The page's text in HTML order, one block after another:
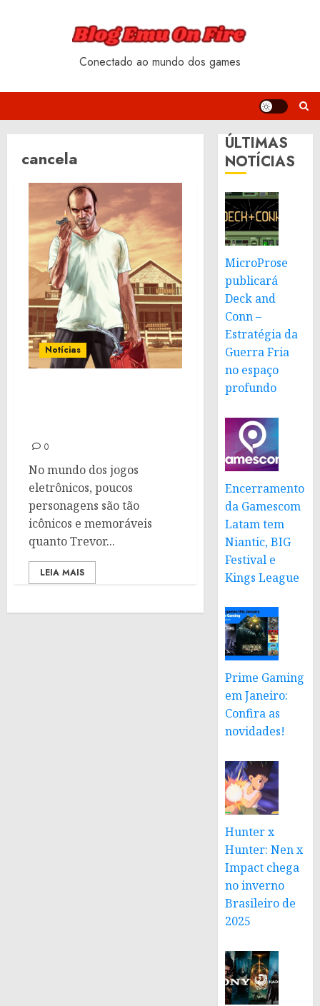
Conectado ao mundo dos games
cancela
Notícias
0
No mundo dos jogos
eletrônicos, poucos
personagens são tão
icônicos e memoráveis
quanto Trevor...
LEIA MAIS
ÚLTIMAS
NOTÍCIAS
MicroProse
publicará
Deck and
Conn –
Estratégia da
Guerra Fria
no espaço
profundo
Encerramento
da Gamescom
Latam tem
Niantic, BIG
Festival e
Kings League
Prime Gaming
em Janeiro:
Confira as
novidades!
Hunter x
Hunter: Nen x
Impact chega
no inverno
Brasileiro de
2025